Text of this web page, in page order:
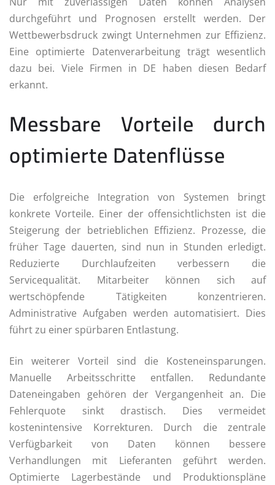
durchgeführt und Prognosen erstellt werden. Der
Wettbewerbsdruck zwingt Unternehmen zur Effizienz.
Eine optimierte Datenverarbeitung trägt wesentlich
dazu bei. Viele Firmen in DE haben diesen Bedarf
erkannt.
Messbare Vorteile durch
optimierte Datenflüsse
Die erfolgreiche Integration von Systemen bringt
konkrete Vorteile. Einer der offensichtlichsten ist die
Steigerung der betrieblichen Effizienz. Prozesse, die
früher Tage dauerten, sind nun in Stunden erledigt.
Reduzierte Durchlaufzeiten verbessern die
Servicequalität. Mitarbeiter können sich auf
wertschöpfende Tätigkeiten konzentrieren.
Administrative Aufgaben werden automatisiert. Dies
führt zu einer spürbaren Entlastung.
Ein weiterer Vorteil sind die Kosteneinsparungen.
Manuelle Arbeitsschritte entfallen. Redundante
Dateneingaben gehören der Vergangenheit an. Die
Fehlerquote sinkt drastisch. Dies vermeidet
kostenintensive Korrekturen. Durch die zentrale
Verfügbarkeit von Daten können bessere
Verhandlungen mit Lieferanten geführt werden.
Optimierte Lagerbestände und Produktionspläne